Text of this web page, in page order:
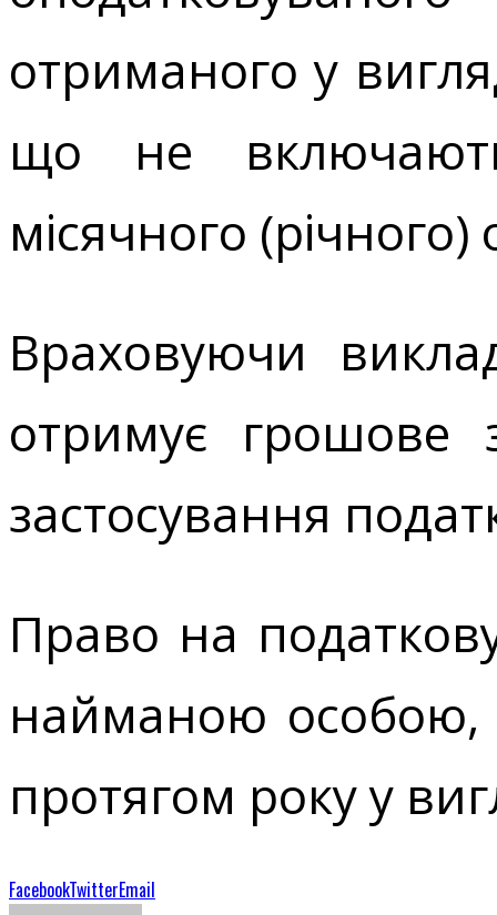
отриманого у
що не
місячного
Враховуючи
отримує грошове
застосування
Право на
найманою особою,
протягом року у
FacebookTwitterEmail